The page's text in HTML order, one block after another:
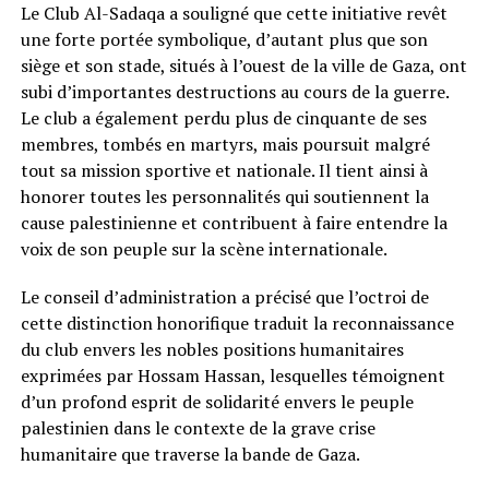
Le Club Al-Sadaqa a souligné que cette initiative revêt
une forte portée symbolique, d’autant plus que son
siège et son stade, situés à l’ouest de la ville de Gaza, ont
subi d’importantes destructions au cours de la guerre.
Le club a également perdu plus de cinquante de ses
membres, tombés en martyrs, mais poursuit malgré
tout sa mission sportive et nationale. Il tient ainsi à
honorer toutes les personnalités qui soutiennent la
cause palestinienne et contribuent à faire entendre la
voix de son peuple sur la scène internationale.
Le conseil d’administration a précisé que l’octroi de
cette distinction honorifique traduit la reconnaissance
du club envers les nobles positions humanitaires
exprimées par Hossam Hassan, lesquelles témoignent
d’un profond esprit de solidarité envers le peuple
palestinien dans le contexte de la grave crise
humanitaire que traverse la bande de Gaza.